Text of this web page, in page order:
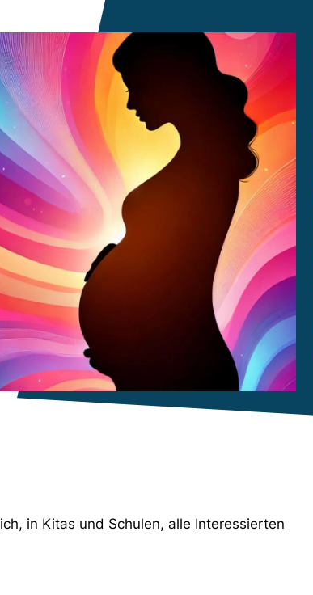
in Kitas und Schulen, alle Interessierten